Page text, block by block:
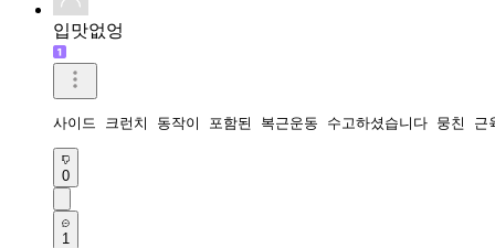
입맛없엉
사이드 크런치 동작이 포함된 복근운동 수고하셨습니다 뭉친
0
1